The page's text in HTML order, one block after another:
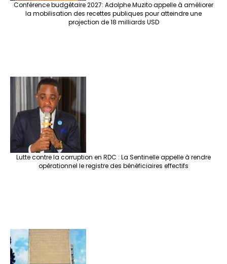
Conférence budgétaire 2027: Adolphe Muzito appelle à améliorer
la mobilisation des recettes publiques pour atteindre une
projection de 18 milliards USD
Lutte contre la corruption en RDC : La Sentinelle appelle à rendre
opérationnel le registre des bénéficiaires effectifs